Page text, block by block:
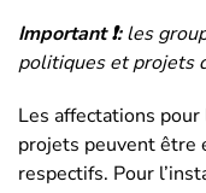
Important ❗: les
politiques et projets
Les affectations
projets peuvent être
respectifs. Pour